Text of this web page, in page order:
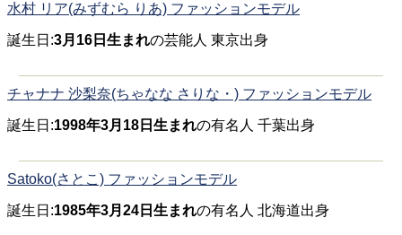
水村 リア(みずむら りあ) ファッションモデル
誕生日:3月16日生まれの芸能人 東京出身
チャナナ 沙梨奈(ちゃなな さりな・) ファッションモデル
誕生日:1998年3月18日生まれの有名人 千葉出身
Satoko(さとこ) ファッションモデル
誕生日:1985年3月24日生まれの有名人 北海道出身